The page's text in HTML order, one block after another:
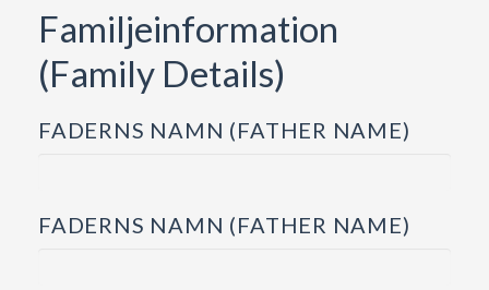
Familjeinformation
(Family Details)
FADERNS NAMN (FATHER NAME)
FADERNS NAMN (FATHER NAME)